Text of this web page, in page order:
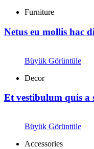
Furniture
Netus eu mollis hac
Büyük Görüntüle
Decor
Et vestibulum quis a
Büyük Görüntüle
Accessories